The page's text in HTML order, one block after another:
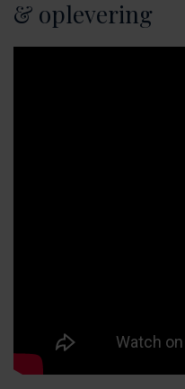
& oplevering